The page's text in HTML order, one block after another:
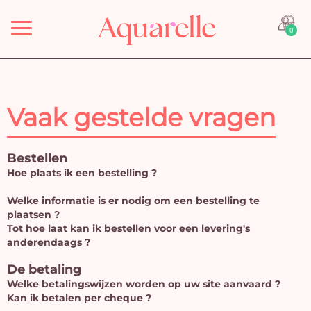
Menu 0
Vaak gestelde vragen
Bestellen
Hoe plaats ik een bestelling ?
Welke informatie is er nodig om een bestelling te
plaatsen ?
Tot hoe laat kan ik bestellen voor een levering's
anderendaags ?
De betaling
Welke betalingswijzen worden op uw site aanvaard ?
Kan ik betalen per cheque ?